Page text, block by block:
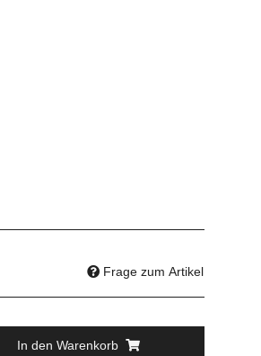
Frage zum Artikel
In den Warenkorb